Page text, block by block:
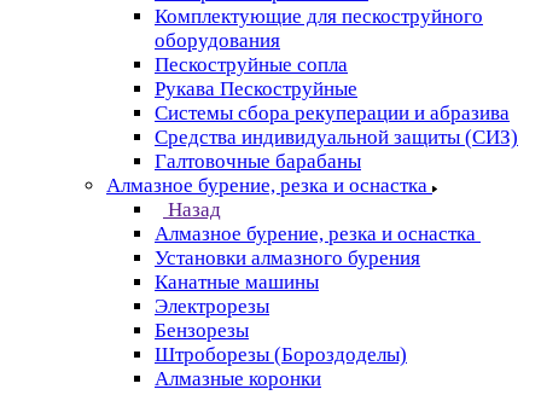
Комплектующие для пескоструйного
оборудования
Пескоструйные сопла
Рукава Пескоструйные
Системы сбора рекуперации и абразива
Средства индивидуальной защиты (СИЗ)
Галтовочные барабаны
Алмазное бурение, резка и оснастка
Назад
Алмазное бурение, резка и оснастка
Установки алмазного бурения
Канатные машины
Электрорезы
Бензорезы
Штроборезы (Бороздоделы)
Алмазные коронки